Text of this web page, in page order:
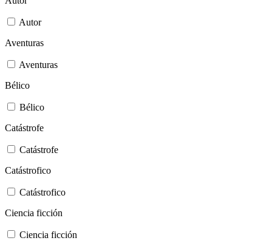
Autor
Aventuras
Aventuras
Bélico
Bélico
Catástrofe
Catástrofe
Catástrofico
Catástrofico
Ciencia ficción
Ciencia ficción